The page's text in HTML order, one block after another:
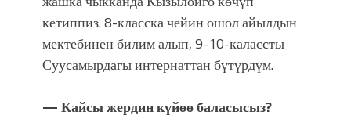
кетиппиз. 8-класска чейин ошол айылдын
мектебинен билим алып, 9-10-калассты
Суусамырдагы интернаттан бүтүрдүм.
— Кайсы жердин күйөө баласысыз?